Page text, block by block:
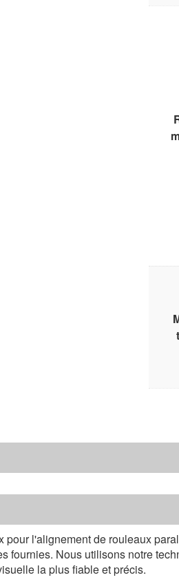
l'alignement de rouleaux
fournies. Nous utilisons notre
la plus fiable et précis.